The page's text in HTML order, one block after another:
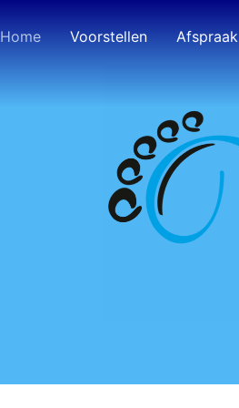
Home Voorstellen Afspraak